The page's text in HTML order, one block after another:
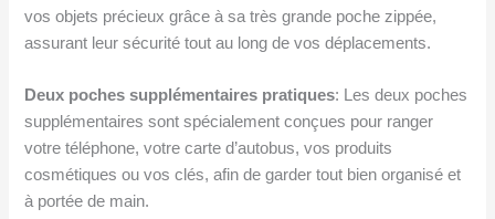
vos objets précieux grâce à sa très grande poche zippée,
assurant leur sécurité tout au long de vos déplacements.
Deux poches supplémentaires pratiques: Les deux poches
supplémentaires sont spécialement conçues pour ranger
votre téléphone, votre carte d’autobus, vos produits
cosmétiques ou vos clés, afin de garder tout bien organisé et
à portée de main.